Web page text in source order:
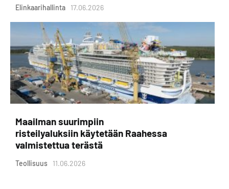
Elinkaarihallinta 17.06.2026
Maailman suurimpiin
risteilyaluksiin käytetään Raahessa
valmistettua terästä
Teollisuus 11.06.2026